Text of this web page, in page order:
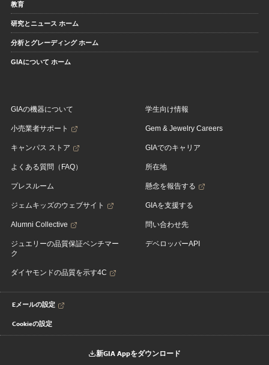
教育
研究とニュース ホーム
分析とグレーディング ホーム
GIAについて ホーム
GIAの機器について
小売業者サポート
キャンパス ストア
よくある質問（FAQ）
プレスルーム
ジェムキッズのウェブサイト
Alumni Collective
ジュエリーの品質保証ベンチマー
ク
ダイヤモンドの品質を示す4C
学生向け情報
Gem & Jewelry Careers
GIAでのキャリア
所在地
懸念を報告する
GIAを支援する
問い合わせ先
デベロッパーAPI
Eメールの設定
Cookieの設定
新GIA Appをダウンロード